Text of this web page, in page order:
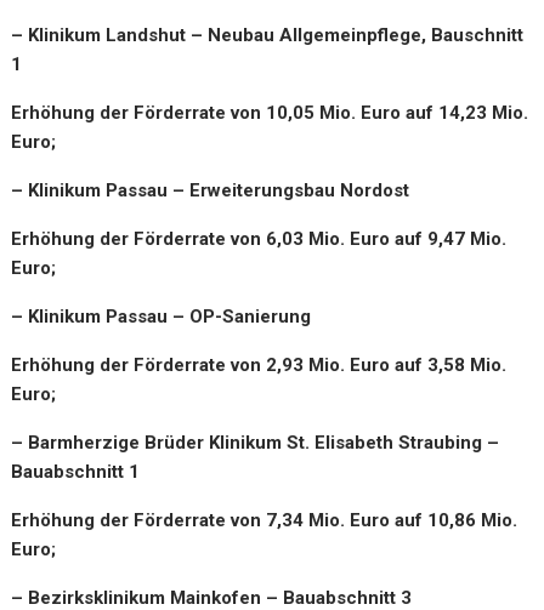
– Klinikum Landshut – Neubau Allgemeinpflege, Bauschnitt
1
Erhöhung der Förderrate von 10,05 Mio. Euro auf 14,23 Mio.
Euro;
– Klinikum Passau – Erweiterungsbau Nordost
Erhöhung der Förderrate von 6,03 Mio. Euro auf 9,47 Mio.
Euro;
– Klinikum Passau – OP-Sanierung
Erhöhung der Förderrate von 2,93 Mio. Euro auf 3,58 Mio.
Euro;
– Barmherzige Brüder Klinikum St. Elisabeth Straubing –
Bauabschnitt 1
Erhöhung der Förderrate von 7,34 Mio. Euro auf 10,86 Mio.
Euro;
– Bezirksklinikum Mainkofen – Bauabschnitt 3